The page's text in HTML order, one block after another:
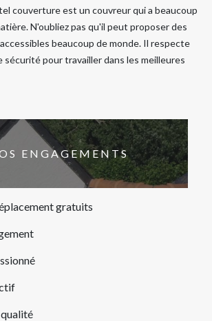
couverture est un couvreur qui a beaucoup
N'oubliez pas qu'il peut proposer des
beaucoup de monde. Il respecte
sécurité pour travailler dans les meilleures
ENGAGEMENTS
gratuits